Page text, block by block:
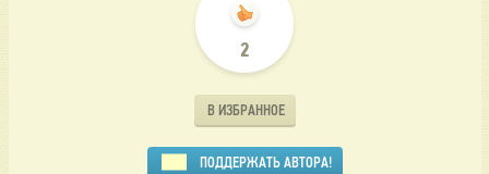
2
В ИЗБРАННОЕ
ПОДДЕРЖАТЬ АВТОРА!